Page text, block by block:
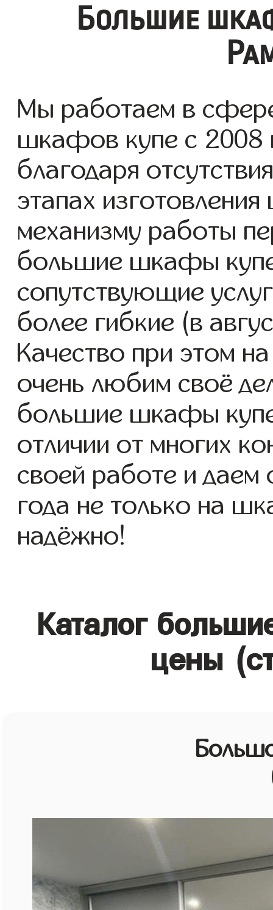
Большие
Мы работаем в
шкафов купе с 2008
благодаря
этапах
механизму работы
большие шкафы
сопутствующие
более гибкие (в
Качество при этом
очень любим своё
большие шкафы купе
отличии от многих
своей работе и
года не только на
надёжно!
Каталог
цены